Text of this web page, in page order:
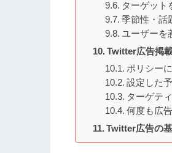
ターゲット
季節性・話
ユーザーを
Twitter広告掲
ポリシー
設定した
ターゲテ
何度も広
Twitter広告の